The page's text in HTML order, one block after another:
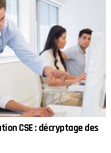
CSE : décryptage des